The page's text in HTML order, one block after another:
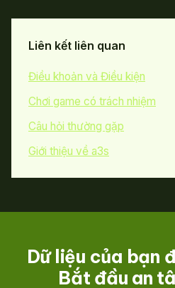
Liên kết liên quan
Điều khoản và Điều kiện
Chơi game có trách nhiệm
Câu hỏi thường gặp
Giới thiệu về a3s
Dữ liệu của bạn
Bắt đầu an